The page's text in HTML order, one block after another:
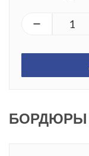
БОРДЮРЫ